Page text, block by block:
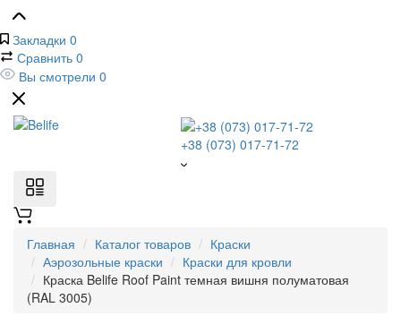
Закладки 0
Сравнить 0
Вы смотрели 0
+38 (073) 017-71-72
Главная Каталог товаров
Краски
Аэрозольные краски
Краски для кровли
Краска Belife Roof Paint темная вишня полуматовая
(RAL 3005)